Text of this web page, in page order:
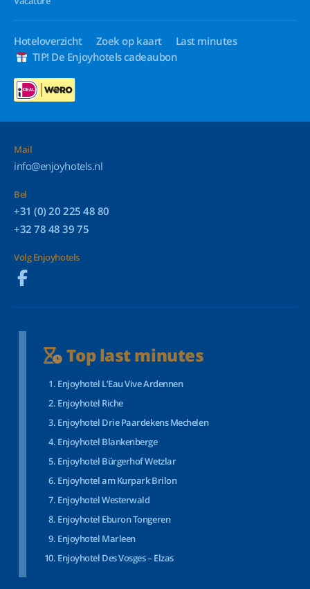
Hoteloverzicht Zoek op kaart
Last minutes
TIP! De Enjoyhotels cadeaubon
Mail
info@enjoyhotels.nl
Bel
+31 (0) 20 225 48 80
+32 78 48 39 75
Volg Enjoyhotels
Top last minutes
Enjoyhotel L’Eau Vive Ardennen
Enjoyhotel Riche
Enjoyhotel Drie Paardekens Mechelen
Enjoyhotel Blankenberge
Enjoyhotel Bürgerhof Wetzlar
Enjoyhotel am Kurpark Brilon
Enjoyhotel Westerwald
Enjoyhotel Eburon Tongeren
Enjoyhotel Marleen
Enjoyhotel Des Vosges – Elzas